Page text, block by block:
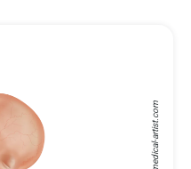
medical-artist.com